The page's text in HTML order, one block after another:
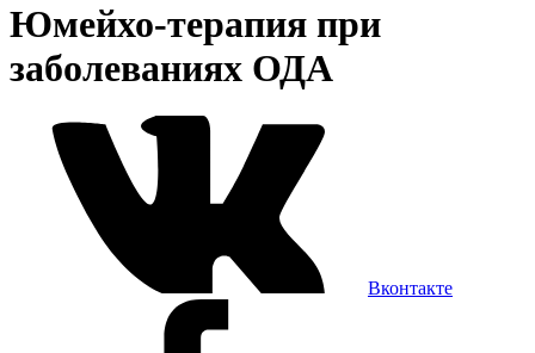
Юмейхо-терапия при
заболеваниях ОДА
Вконтакте